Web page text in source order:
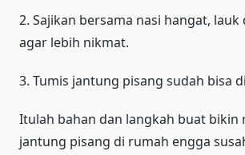
2. Sajikan bersama nasi hangat, lauk
agar lebih nikmat.
3. Tumis jantung pisang sudah bisa
Itulah bahan dan langkah buat bikin
jantung pisang di rumah engga